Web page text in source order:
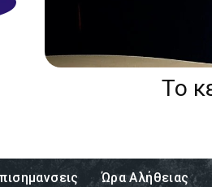
Το
Ώρα Αλήθειας